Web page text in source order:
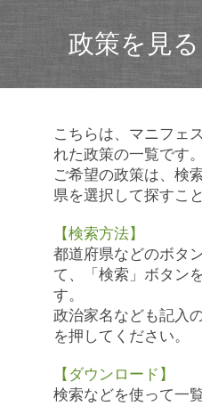
政策を見
こちらは、マニフェ
れた政策の一覧です。
ご希望の政策は、検
県を選択して探すこ
【検索方法】
都道府県などのボタ
て、「検索」ボタン
す。
政治家名なども記入
を押してください。
【ダウンロード】
検索などを使って一